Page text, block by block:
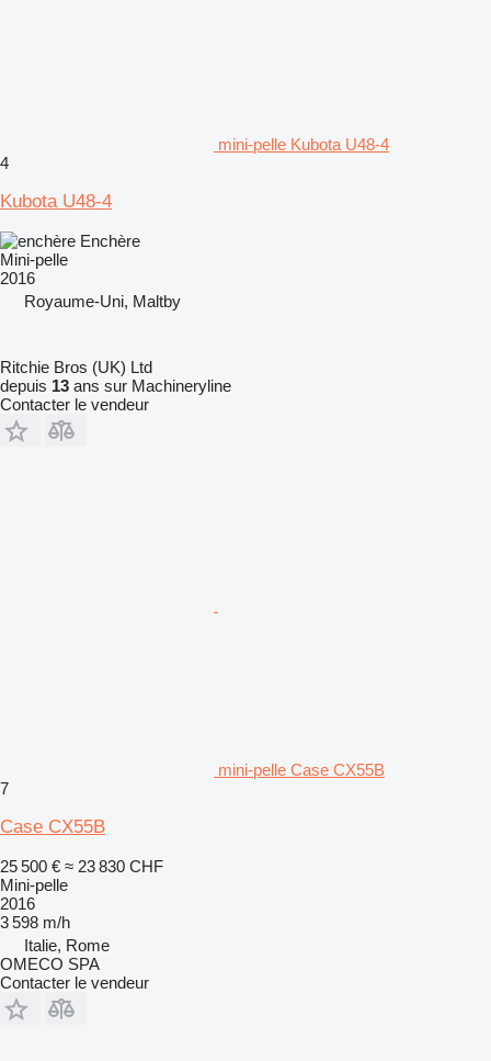
mini-pelle Kubota U48-4
4
Kubota U48-4
Enchère
Mini-pelle
2016
Royaume-Uni, Maltby
Ritchie Bros (UK) Ltd
depuis 13 ans sur Machineryline
Contacter le vendeur
mini-pelle Case CX55B
7
Case CX55B
25 500 € ≈ 23 830 CHF
Mini-pelle
2016
3 598 m/h
Italie, Rome
OMECO SPA
Contacter le vendeur